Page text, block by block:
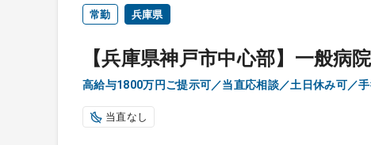
常勤 兵庫県
【兵庫県神戸市中心部】一般病院
高給与1800万円ご提示可／当直応相談／土日休み可／
当直なし